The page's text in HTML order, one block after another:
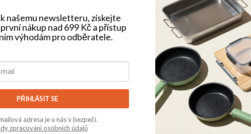
Ověřený e-shop (Heuréka)
našemu newsletteru, získejte
nákup nad 699 Kč a přístup
výhodám pro odběratele.
PŘIHLÁSIT SE
adresa je u nás v bezpečí.
zpracování osobních údajů